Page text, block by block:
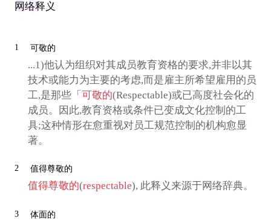
网络释义
1 可敬的
...1)他认为组织对其成员教育资格的要求,并非以其
技术或能力为主要的考虑,而是雇主所希望雇用的员
工,是那些「 可敬的(Respectable)或已高度社会化的
成员。因此,教育资格或条件已变成文化控制的工
具;这种情形在愈重视对员工规范控制的机构愈显
著。
2 值得尊敬的
值得尊敬的(respectable), 此释义来源于网络辞典。
3 体面的